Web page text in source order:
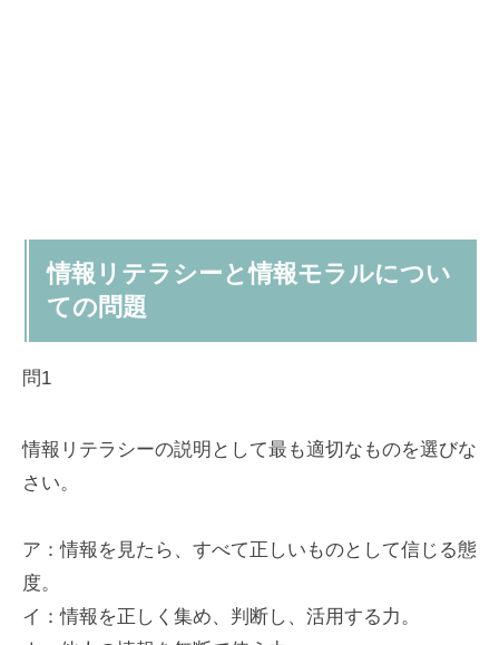
情報リテラシーと情報モラルについ
ての問題
問1
情報リテラシーの説明として最も適切なものを選びな
さい。
ア：情報を見たら、すべて正しいものとして信じる態
度。
イ：情報を正しく集め、判断し、活用する力。